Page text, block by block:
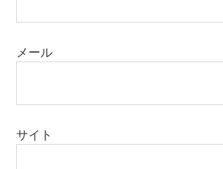
メール
サイト